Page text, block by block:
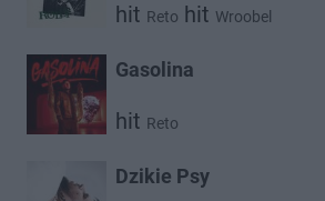
hit Reto hit Wroobel
Gasolina
hit Reto
Dzikie Psy